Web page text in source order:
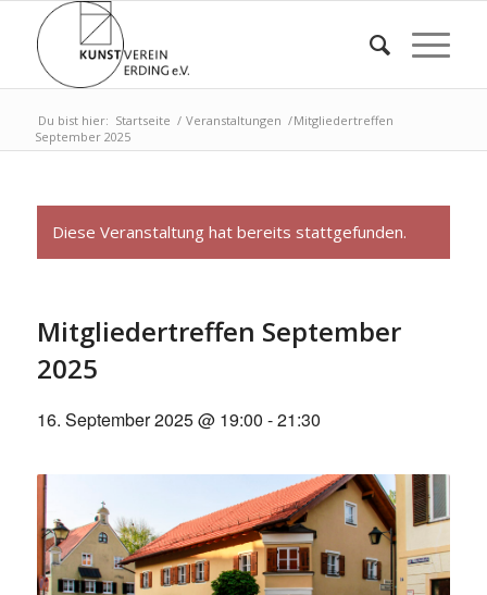
Du bist hier: Startseite / Veranstaltungen /Mitgliedertreffen
September 2025
Diese Veranstaltung hat bereits stattgefunden.
Mitgliedertreffen September
2025
16. September 2025 @ 19:00 -21:30